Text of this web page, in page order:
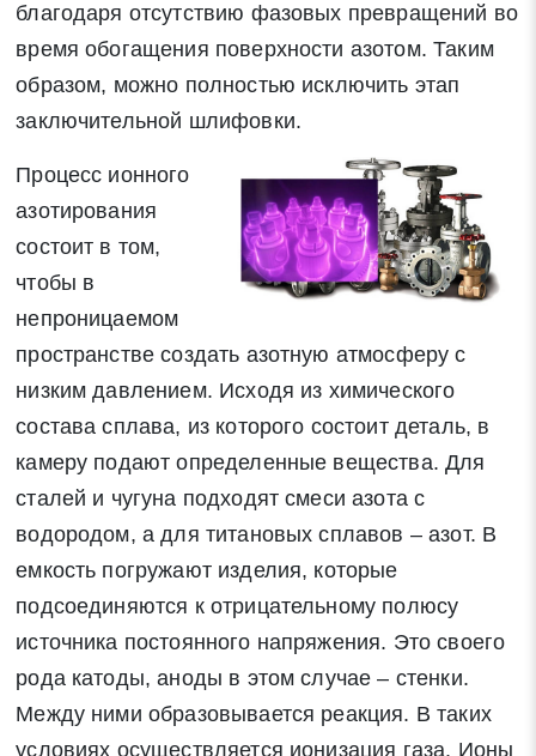
благодаря отсутствию фазовых превращений во
время обогащения поверхности азотом. Таким
образом, можно полностью исключить этап
заключительной шлифовки.
Процесс ионного
азотирования
состоит в том,
чтобы в
непроницаемом
пространстве создать азотную атмосферу с
низким давлением. Исходя из химического
состава сплава, из которого состоит деталь, в
камеру подают определенные вещества. Для
сталей и чугуна подходят смеси азота с
водородом, а для титановых сплавов – азот. В
емкость погружают изделия, которые
подсоединяются к отрицательному полюсу
источника постоянного напряжения. Это своего
рода катоды, аноды в этом случае – стенки.
Между ними образовывается реакция. В таких
условиях осуществляется ионизация газа. Ионы